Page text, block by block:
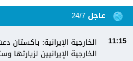
عاجل 24/7
11:15
الخارجية الإيرانية: باكستان
الخارجية الإيرانيين